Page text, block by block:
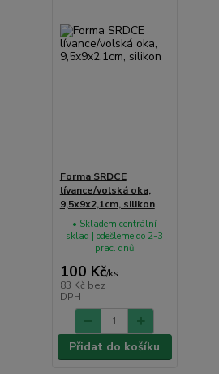
Forma SRDCE
lívance/volská oka,
9,5x9x2,1cm, silikon
100 Kč/ks
83 Kč bez
DPH
• Skladem centrální
sklad | odešleme do 2-3
prac. dnů
Přidat do košíku